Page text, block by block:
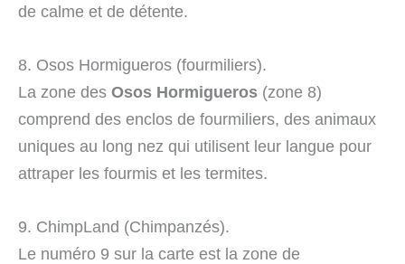
de calme et de détente.
8. Osos Hormigueros (fourmiliers).
La zone des Osos Hormigueros (zone 8)
comprend des enclos de fourmiliers, des animaux
uniques au long nez qui utilisent leur langue pour
attraper les fourmis et les termites.
9. ChimpLand (Chimpanzés).
Le numéro 9 sur la carte est la zone de